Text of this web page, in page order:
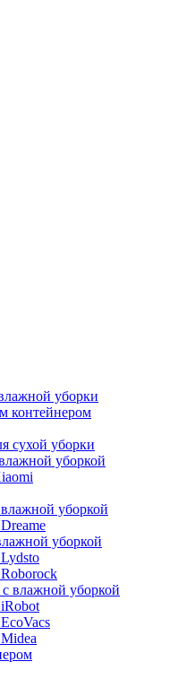
уборки
контейнером
сухой уборки
уборкой
уборкой
уборкой
влажной уборкой